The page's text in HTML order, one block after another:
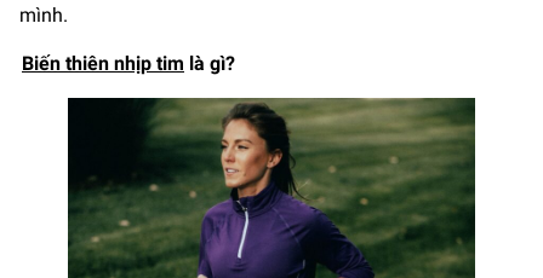
mình.
Biến thiên nhịp tim là gì?